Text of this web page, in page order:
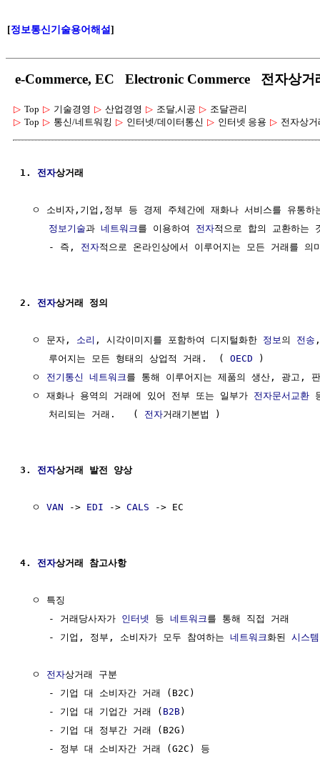
[정보통신기술용어해설]
e-Commerce, EC Electronic Commerce 전자상거
▷ Top ▷ 기술경영 ▷ 산업경영 ▷ 조달,시공 ▷ 조달관리
▷ Top ▷ 통신/네트워킹 ▷ 인터넷/데이터통신 ▷ 인터넷 응용 ▷ 전자상거
1. 전자상거래
ㅇ 소비자,기업,정부 등 경제 주체간에 재화나 서비스를 유통하
정보기술과 네트워크 를 이용하여 전자적으로 합의 교환하는
     - 즉,
전자적으로 온라인상에서 이루어지는 모든 거래를 의
2. 전자상거래 정의
  ㅇ 문자,
소리 , 시각이미지를 포함하여 디지털화한 정보 의 전송
     루어지는 모든 형태의 상업적 거래.  (
OECD )
  ㅇ
전기통신 네트워크 를 통해 이루어지는 제품의 생산, 광고
  ㅇ 재화나 용역의 거래에 있어 전부 또는 일부가
전자문서교환
     처리되는 거래.   (
전자거래기본법 )
3. 전자상거래 발전 양상
  ㅇ
VAN -> EDI -> CALS -> EC
4. 전자상거래 참고사항
  ㅇ 특징
     - 거래당사자가
인터넷 등 네트워크 를 통해 직접 거래
     - 기업, 정부, 소비자가 모두 참여하는
네트워크 화된 시스템
  ㅇ
전자상거래 구분
     - 기업 대 소비자간 거래 (B2C)
     - 기업 대 기업간 거래 (
B2B)
     - 기업 대 정부간 거래 (B2G)
     - 정부 대 소비자간 거래 (G2C) 등